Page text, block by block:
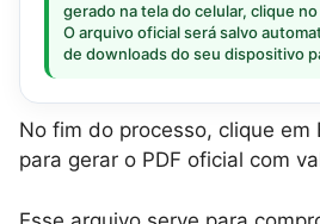
gerado na tela do celular, clique
O arquivo oficial será salvo
de downloads do seu dispositivo
No fim do processo, clique em
para gerar o PDF oficial com